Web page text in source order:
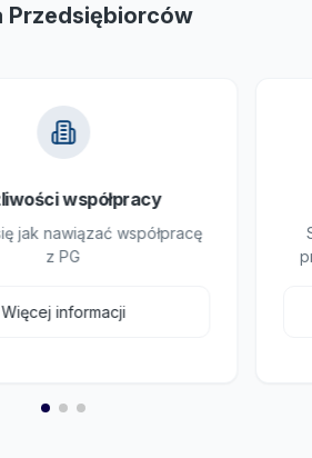
Przedsiębiorców
współpracy
jak nawiązać współpracę
z PG
Więcej informacji